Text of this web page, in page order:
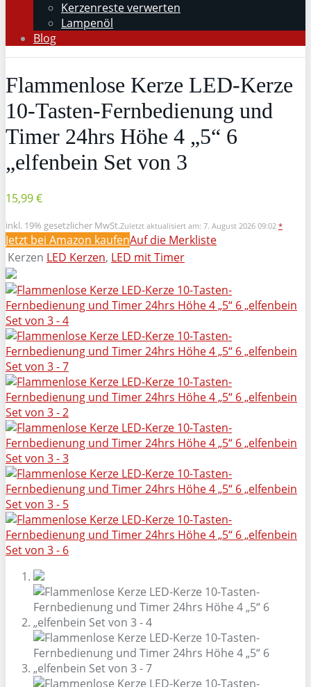
Kerzenreste verwerten
Lampenöl
Blog
Flammenlose Kerze LED-Kerze
10-Tasten-Fernbedienung und
Timer 24hrs Höhe 4 „5“ 6
„elfenbein Set von 3
15,99 €
inkl. 19% gesetzlicher MwSt.Zuletzt aktualisiert am: 7. August 2026 09:02 *
Jetzt bei Amazon kaufenAuf die Merkliste
Kerzen LED Kerzen, LED mit Timer